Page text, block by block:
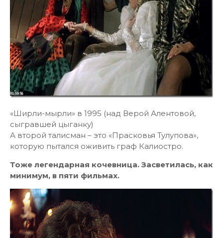
«Ширли-мырли» в 1995 (над Верой Алентовой,
сыгравшей цыганку)
А второй талисман – это «Прасковья Тулупова»,
которую пытался оживить граф Калиостро.
Тоже легендарная кочевница. Засветилась, как
минимум, в пяти фильмах.